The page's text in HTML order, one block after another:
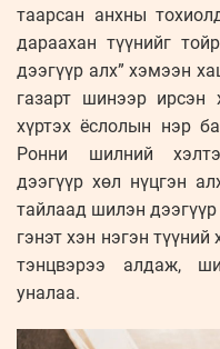
таарсан анхны
дараахан түүнийг
дээгүүр алх” хэмээн
газарт шинээр ирсэн
хүртэх ёслолын нэр
Ронни шилний
дээгүүр хөл нүцгэн
тайлаад шилэн
гэнэт хэн нэгэн
тэнцвэрээ алдаж,
уналаа.